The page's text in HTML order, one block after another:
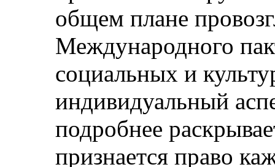
общем плане
Международного
социальных и
индивидуальный
подробнее
признается право